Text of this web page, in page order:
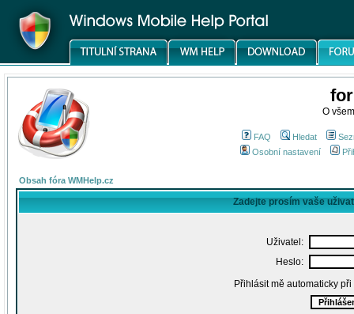
O
FAQ Hledat
Osobní nastavení
Obsah fóra WMHelp.cz
Zadejte prosím vaše
Uživatel:
Heslo:
Přihlásit mě automaticky